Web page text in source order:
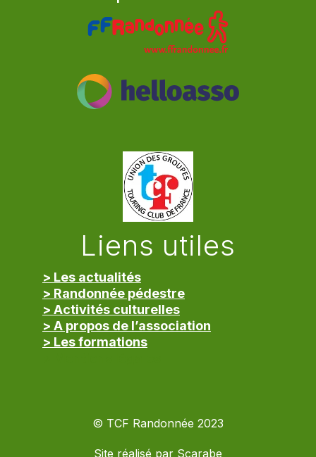
Liens utiles
> Les actualités
> Randonnée pédestre
> Activités culturelles
> A propos de l’association
> Les formations
© TCF Randonnée 2023
Site réalisé par Scarabe